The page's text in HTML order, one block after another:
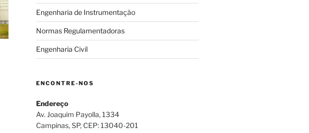
Engenharia de Instrumentação
Normas Regulamentadoras
Engenharia Civil
ENCONTRE-NOS
Endereço
Av. Joaquim Payolla, 1334
Campinas, SP, CEP: 13040-201